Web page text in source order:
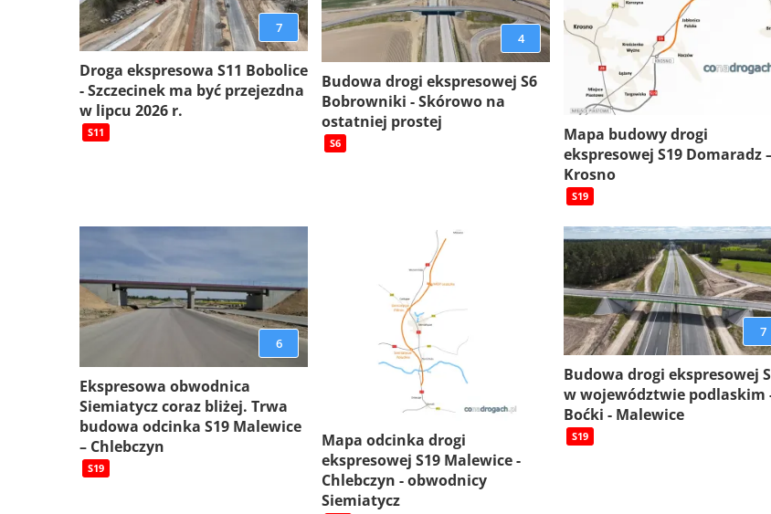
7
Droga ekspresowa S11 Bobolice
- Szczecinek ma być przejezdna
w lipcu 2026 r.
S11
4
Budowa drogi ekspresowej S6
Bobrowniki - Skórowo na
ostatniej prostej
S6
Mapa budowy drogi
ekspresowej S19 Domaradz
Krosno
S19
6
Ekspresowa obwodnica
Siemiatycz coraz bliżej. Trwa
budowa odcinka S19 Malewice
– Chlebczyn
S19
Mapa odcinka drogi
ekspresowej S19 Malewice -
Chlebczyn - obwodnicy
Siemiatycz
7
Budowa drogi ekspresowej
w województwie podlaskim
Boćki - Malewice
S19